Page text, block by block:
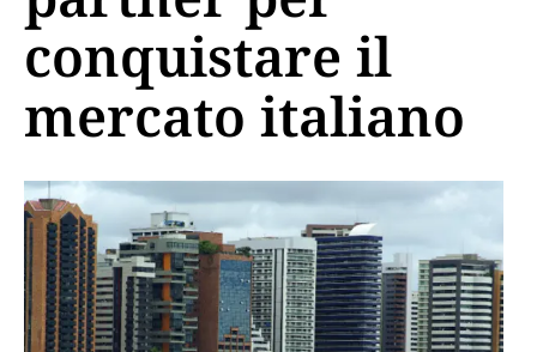
conquistare il
mercato italiano